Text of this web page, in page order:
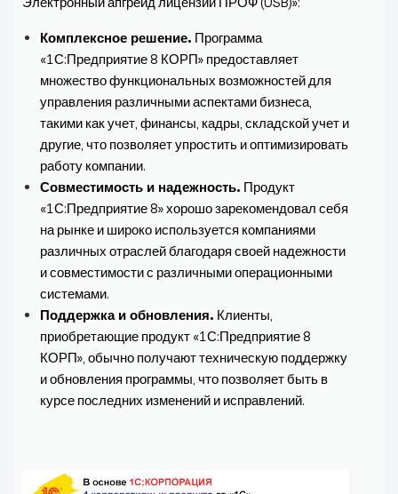
Комплексное решение. Программа
«1С:Предприятие 8 КОРП» предоставляет
множество функциональных возможностей для
управления различными аспектами бизнеса,
такими как учет, финансы, кадры, складской учет и
другие, что позволяет упростить и оптимизировать
работу компании.
Совместимость и надежность. Продукт
«1С:Предприятие 8» хорошо зарекомендовал себя
на рынке и широко используется компаниями
различных отраслей благодаря своей надежности
и совместимости с различными операционными
системами.
Поддержка и обновления. Клиенты,
приобретающие продукт «1С:Предприятие 8
КОРП», обычно получают техническую поддержку
и обновления программы, что позволяет быть в
курсе последних изменений и исправлений.